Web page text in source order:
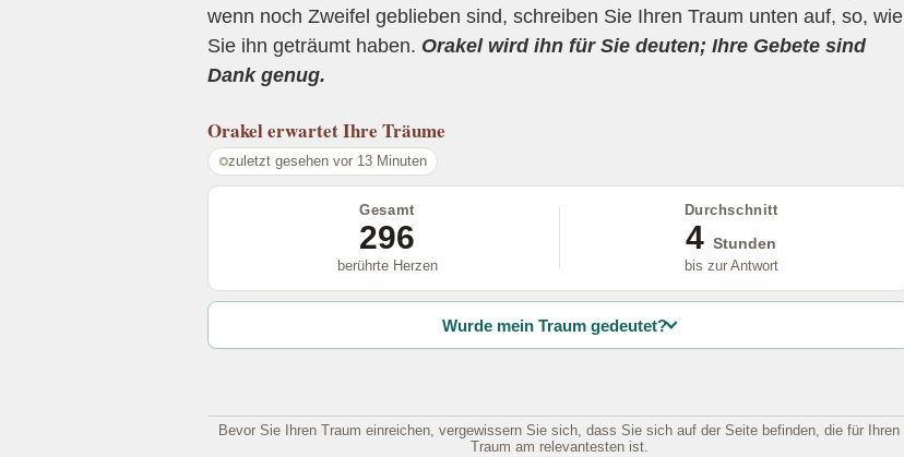
wenn noch Zweifel geblieben sind, schreiben Sie Ihren Traum unten auf, so, wie
Sie ihn geträumt haben. Orakel wird ihn für Sie deuten; Ihre Gebete sind
Dank genug.
Orakelerwartet Ihre Träume
zuletzt gesehen vor 13 Minuten
Gesamt
296
berührte Herzen
Durchschnitt
4 Stunden
bis zur Antwort
Wurde mein Traum gedeutet?
Bevor Sie Ihren Traum einreichen, vergewissern Sie sich, dass Sie sich auf der Seite befinden, die für Ihren
Traum am relevantesten ist.